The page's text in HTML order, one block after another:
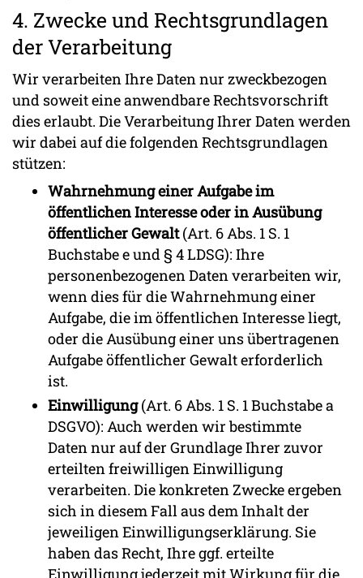
4. Zwecke und Rechtsgrundlagen
der Verarbeitung
Wir verarbeiten Ihre Daten nur zweckbezogen
und soweit eine anwendbare Rechtsvorschrift
dies erlaubt. Die Verarbeitung Ihrer Daten werden
wir dabei auf die folgenden Rechtsgrundlagen
stützen:
Wahrnehmung einer Aufgabe im
öffentlichen Interesse oder in Ausübung
öffentlicher Gewalt(Art. 6 Abs. 1 S. 1
Buchstabe e und § 4 LDSG): Ihre
personenbezogenen Daten verarbeiten wir,
wenn dies für die Wahrnehmung einer
Aufgabe, die im öffentlichen Interesse liegt,
oder die Ausübung einer uns übertragenen
Aufgabe öffentlicher Gewalt erforderlich
ist.
Einwilligung(Art. 6 Abs. 1 S. 1 Buchstabe a
DSGVO): Auch werden wir bestimmte
Daten nur auf der Grundlage Ihrer zuvor
erteilten freiwilligen Einwilligung
verarbeiten. Die konkreten Zwecke ergeben
sich in diesem Fall aus dem Inhalt der
jeweiligen Einwilligungserklärung. Sie
haben das Recht, Ihre ggf. erteilte